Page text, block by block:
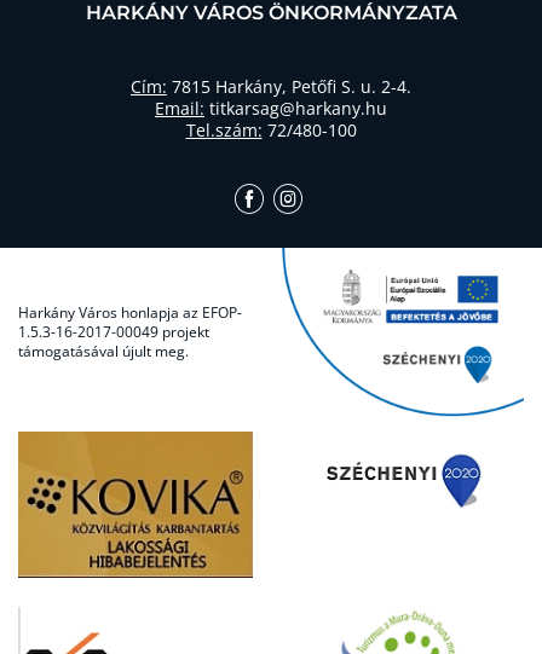
HARKÁNY VÁROS ÖNKORMÁNYZATA
Cím: 7815 Harkány, Petőfi S. u. 2-4.
Email: titkarsag@harkany.hu
Tel.szám: 72/480-100
Harkány Város honlapja az EFOP-
1.5.3-16-2017-00049 projekt
támogatásával újult meg.